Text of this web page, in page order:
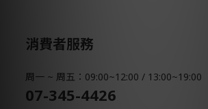
消費者服務
周一 ~ 周五：09:00~12:00 / 13:00~19:00
07-345-4426